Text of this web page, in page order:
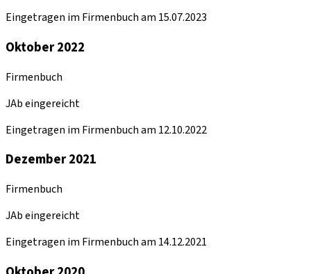
Eingetragen im Firmenbuch am 15.07.2023
Oktober 2022
Firmenbuch
JAb eingereicht
Eingetragen im Firmenbuch am 12.10.2022
Dezember 2021
Firmenbuch
JAb eingereicht
Eingetragen im Firmenbuch am 14.12.2021